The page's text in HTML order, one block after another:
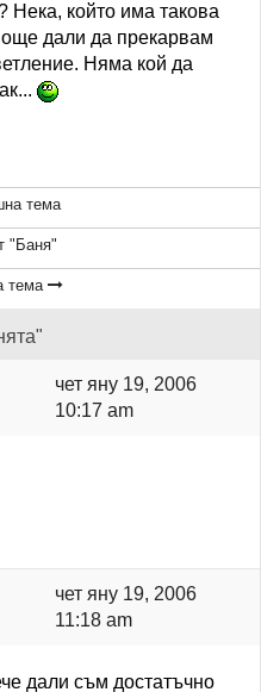
Нека, който има такова
дали да прекарвам
Няма кой да
тема
"Баня"
тема
чет яну 19, 2006
10:17 am
чет яну 19, 2006
11:18 am
дали съм достатъчно